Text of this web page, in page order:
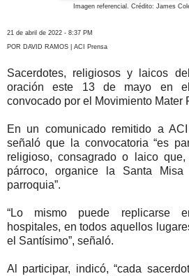
Imagen referencial. Crédito: James
21 de abril de 2022 - 8:37 PM
POR DAVID RAMOS | ACI Prensa
Sacerdotes, religiosos y laicos
oración este 13 de mayo en el
convocado por el Movimiento Mater
En un comunicado remitido a
señaló que la convocatoria “es
religioso, consagrado o laico
párroco, organice la Santa
parroquia”.
“Lo mismo puede replicarse
hospitales, en todos aquellos
el Santísimo”, señaló.
Al participar, indicó, “cada